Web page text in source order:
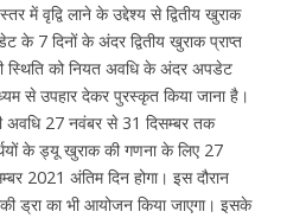
में वृद्वि लाने के उद्देश्य से द्वितीय खुराक
के 7 दिनों के अंदर द्वितीय खुराक प्राप्त
को नियत अवधि के अंदर अपडेट
से उपहार देकर पुरस्कृत किया जाना है।
अवधि 27 नवंबर से 31 दिसम्बर तक
के ड्यू खुराक की गणना के लिए 27
2021 अंतिम दिन होगा। इस दौरान
ड्रा का भी आयोजन किया जाएगा। इसके